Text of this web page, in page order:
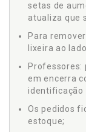
setas de
atualiza que
Para
lixeira ao
Professores:
em encerra
identificação
Os pedidos
estoque;